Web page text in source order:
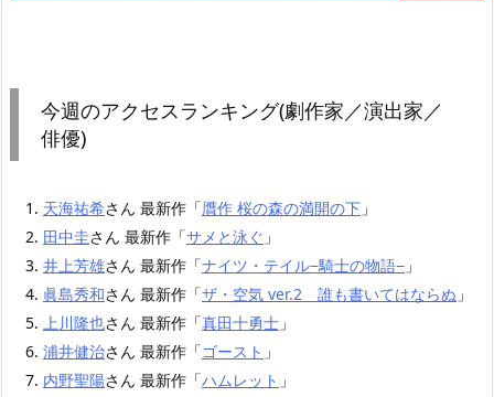
今週のアクセスランキング(劇作家／演出家／
俳優)
天海祐希さん 最新作「贋作 桜の森の満開の下 」
田中圭さん 最新作「サメと泳ぐ 」
井上芳雄さん 最新作「ナイツ・テイル−騎士の物語− 」
眞島秀和さん 最新作「ザ・空気 ver.2 誰も書いてはならぬ 」
上川隆也さん 最新作「真田十勇士 」
浦井健治さん 最新作「ゴースト 」
内野聖陽さん 最新作「ハムレット 」